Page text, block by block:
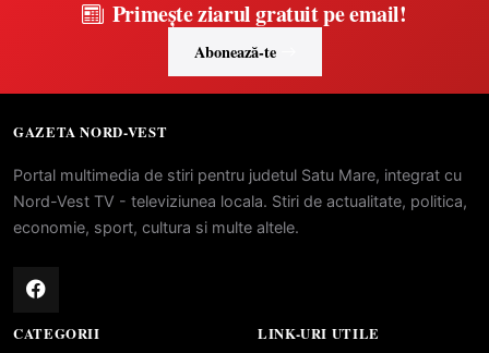
Primește ziarul gratuit pe email!
Abonează-te
GAZETA NORD-VEST
Portal multimedia de stiri pentru judetul Satu Mare, integrat cu
Nord-Vest TV - televiziunea locala. Stiri de actualitate, politica,
economie, sport, cultura si multe altele.
CATEGORII LINK-URI UTILE